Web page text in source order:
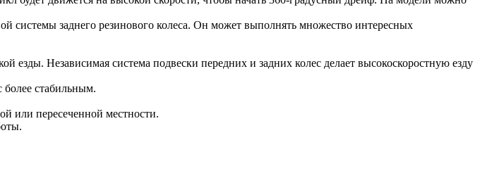
заднего резинового колеса. Он может выполнять множество интересных
езды. Независимая система подвески передних и задних колес делает высокоскоростную езду
более стабильным.
или пересеченной местности.